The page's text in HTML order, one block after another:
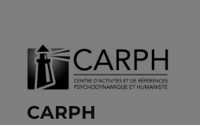
CARPH